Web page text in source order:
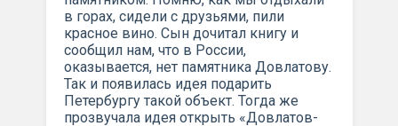
в горах, сидели с друзьями, пили
красное вино. Сын дочитал книгу и
сообщил нам, что в России,
оказывается, нет памятника Довлатову.
Так и появилась идея подарить
Петербургу такой объект. Тогда же
прозвучала идея открыть «Довлатов-